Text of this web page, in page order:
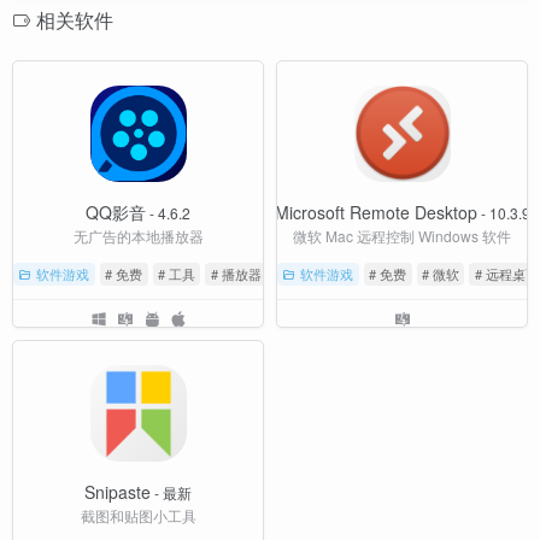
相关软件
QQ影音- 4.6.2
无广告的本地播放器
软件游戏 # 免费 # 工具 # 播放器
Microsoft Remote Desktop- 10.3.9
微软 Mac 远程控制 Windows 软件
软件游戏 # 免费 # 微软 # 远程桌面
Snipaste- 最新
截图和贴图小工具